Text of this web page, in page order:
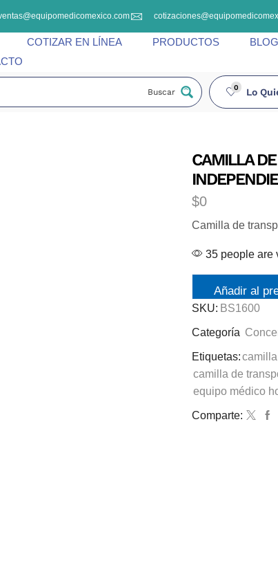
COTIZAR EN LÍNEA PRODUCTOS BLOG
Buscar 0 Lo
CAMILLA
$0
Camilla de
35 people are
Añadir al
SKU: BS1600
Categoría
Etiquetas:
camilla de
equipo médico
Comparte: